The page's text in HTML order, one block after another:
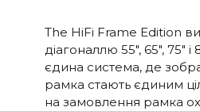
The HiFi Frame Edition
діагоналлю 55", 65", 75"
єдина система, де
рамка стають єдиним
на замовлення рамка